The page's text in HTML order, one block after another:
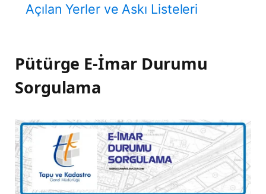
Açılan Yerler ve Askı Listeleri
Pütürge E-İmar Durumu
Sorgulama